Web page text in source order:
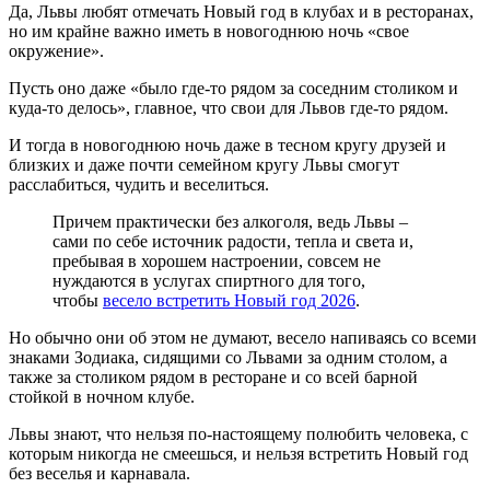
Да, Львы любят отмечать Новый год в клубах и в ресторанах,
но им крайне важно иметь в новогоднюю ночь «свое
окружение».
Пусть оно даже «было где-то рядом за соседним столиком и
куда-то делось», главное, что свои для Львов где-то рядом.
И тогда в новогоднюю ночь даже в тесном кругу друзей и
близких и даже почти семейном кругу Львы смогут
расслабиться, чудить и веселиться.
Причем практически без алкоголя, ведь Львы –
сами по себе источник радости, тепла и света и,
пребывая в хорошем настроении, совсем не
нуждаются в услугах спиртного для того,
чтобы весело встретить Новый год 2026.
Но обычно они об этом не думают, весело напиваясь со всеми
знаками Зодиака, сидящими со Львами за одним столом, а
также за столиком рядом в ресторане и со всей барной
стойкой в ночном клубе.
Львы знают, что нельзя по-настоящему полюбить человека, с
которым никогда не смеешься, и нельзя встретить Новый год
без веселья и карнавала.